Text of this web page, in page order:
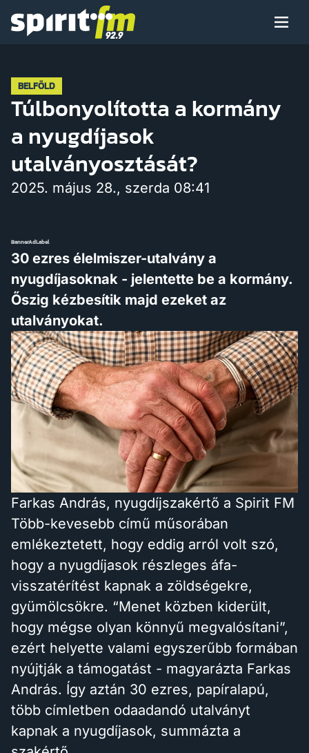
Arcaink
Hírek
BELFÖLD
Túlbonyolította a kormány
a nyugdíjasok
utalványosztását?
2025. május 28., szerda 08:41
BannerAdLabel
30 ezres élelmiszer-utalvány a
nyugdíjasoknak - jelentette be a kormány.
Őszig kézbesítik majd ezeket az
utalványokat.
Farkas András, nyugdíjszakértő a Spirit FM
Több-kevesebb című műsorában
emlékeztetett, hogy eddig arról volt szó,
hogy a nyugdíjasok részleges áfa-
visszatérítést kapnak a zöldségekre,
gyümölcsökre. “Menet közben kiderült,
hogy mégse olyan könnyű megvalósítani”,
ezért helyette valami egyszerűbb formában
nyújtják a támogatást - magyarázta Farkas
András. Így aztán 30 ezres, papíralapú,
több címletben odaadandó utalványt
kapnak a nyugdíjasok, summázta a